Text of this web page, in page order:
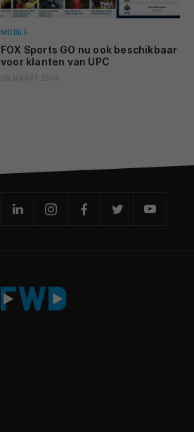
MOBILE
FOX Sports GO nu ook beschikbaar
voor klanten van UPC
06 MAART 2014